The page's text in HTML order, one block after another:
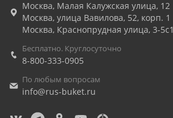
Москва, Малая Калужская улица, 12
Москва, улица Вавилова, 52, корп. 1
Москва, Краснопрудная улица, 3-5с1
Бесплатно. Круглосуточно
8-800-333-0905
По любым вопросам
info@rus-buket.ru